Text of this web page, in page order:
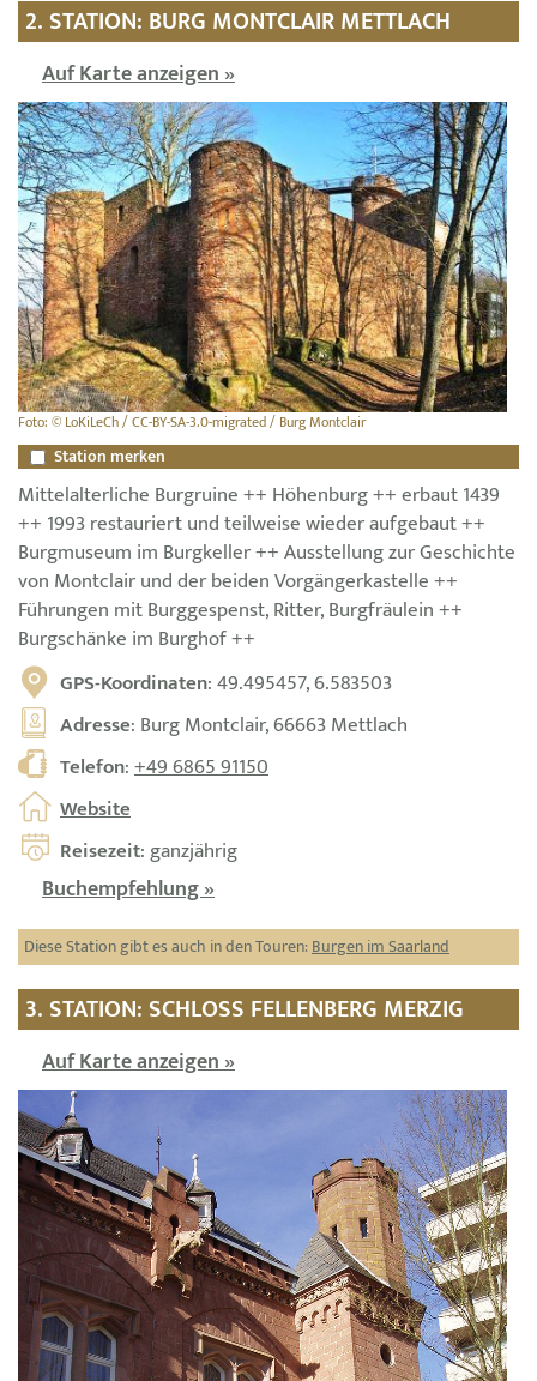
2. STATION: BURG MONTCLAIR METTLACH
Auf Karte anzeigen »
Foto: © LoKiLeCh / CC-BY-SA-3.0-migrated / Burg Montclair
Station merken
Mittelalterliche Burgruine ++ Höhenburg ++ erbaut 1439
++ 1993 restauriert und teilweise wieder aufgebaut ++
Burgmuseum im Burgkeller ++ Ausstellung zur Geschichte
von Montclair und der beiden Vorgängerkastelle ++
Führungen mit Burggespenst, Ritter, Burgfräulein ++
Burgschänke im Burghof ++
GPS-Koordinaten: 49.495457, 6.583503
Adresse: Burg Montclair, 66663 Mettlach
Telefon:+49 6865 91150
Website
Reisezeit: ganzjährig
Buchempfehlung »
Diese Station gibt es auch in den Touren:Burgen im Saarland
3. STATION: SCHLOSS FELLENBERG MERZIG
Auf Karte anzeigen »